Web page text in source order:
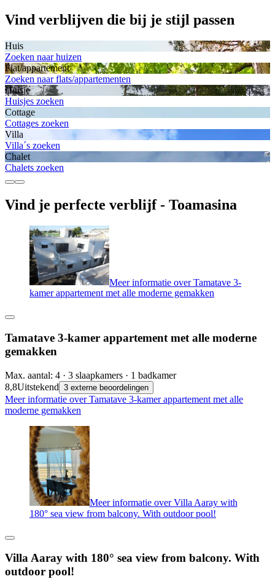
Vind verblijven die bij je stijl passen
Huis
Zoeken naar huizen
Flat/appartement
Zoeken naar flats/appartementen
Huisje
Huisjes zoeken
Cottage
Cottages zoeken
Villa
Villa´s zoeken
Chalet
Chalets zoeken
Vind je perfecte verblijf - Toamasina
Meer informatie over Tamatave 3-
kamer appartement met alle moderne gemakken
Tamatave 3-kamer appartement met alle moderne
gemakken
Max. aantal: 4 · 3 slaapkamers · 1 badkamer
8,8Uitstekend 3 externe beoordelingen
Meer informatie over Tamatave 3-kamer appartement met alle
moderne gemakken
Meer informatie over Villa Aaray with
180° sea view from balcony. With outdoor pool!
Villa Aaray with 180° sea view from balcony. With
outdoor pool!